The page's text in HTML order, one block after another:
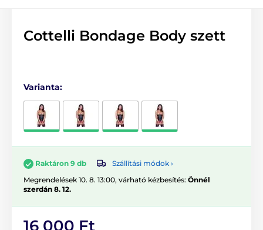
Cottelli Bondage Body szett
Varianta:
Raktáron 9 db
Szállítási módok ›
Megrendelések 10. 8. 13:00, várható kézbesítés: Önnél
szerdán 8. 12.
16 000 Ft